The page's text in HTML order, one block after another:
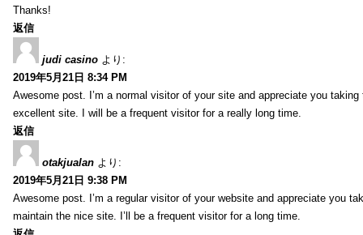
Thanks!
返信
judi casino より:
2019年5月21日 8:34 PM
Awesome post. I’m a normal visitor of your site and appreciate you
excellent site. I will be a frequent visitor for a really long time.
返信
otakjualan より:
2019年5月21日 9:38 PM
Awesome post. I’m a regular visitor of your website and appreciate you
maintain the nice site. I’ll be a frequent visitor for a long time.